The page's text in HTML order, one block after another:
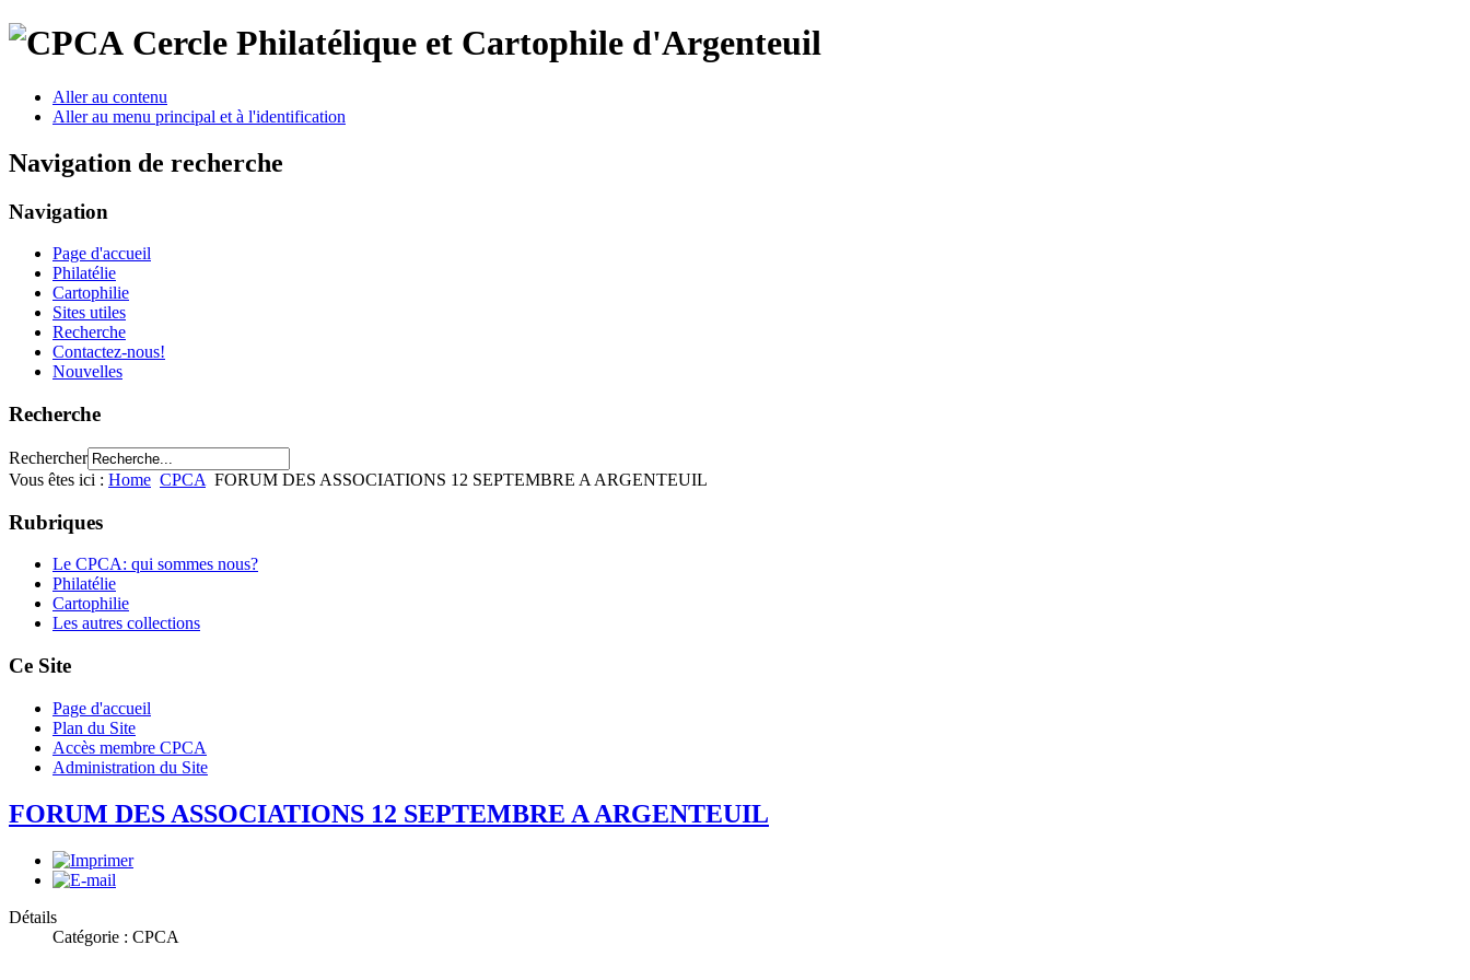
Cercle Philatélique et Cartophile d'Argenteuil
Aller au contenu
Aller au menu principal et à l'identification
Navigation de recherche
Navigation
Page d'accueil
Philatélie
Cartophilie
Sites utiles
Recherche
Contactez-nous!
Nouvelles
Recherche
Rechercher
Vous êtes ici : Home CPCA FORUM DES ASSOCIATIONS 12 SEPTEMBRE A ARGENTEUIL
Rubriques
Le CPCA: qui sommes nous?
Philatélie
Cartophilie
Les autres collections
Ce Site
Page d'accueil
Plan du Site
Accès membre CPCA
Administration du Site
FORUM DES ASSOCIATIONS 12 SEPTEMBRE A ARGENTEUIL
Détails
Catégorie : CPCA